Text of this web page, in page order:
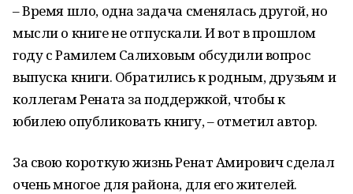
– Время шло, одна задача сменялась другой, но
мысли о книге не отпускали. И вот в прошлом
году с Рамилем Салиховым обсудили вопрос
выпуска книги. Обратились к родным, друзьям и
коллегам Рената за поддержкой, чтобы к
юбилею опубликовать книгу, – отметил автор.
За свою короткую жизнь Ренат Амирович сделал
очень многое для района, для его жителей.